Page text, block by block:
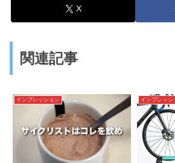
X
関連記事
インプレッション インプレッシ